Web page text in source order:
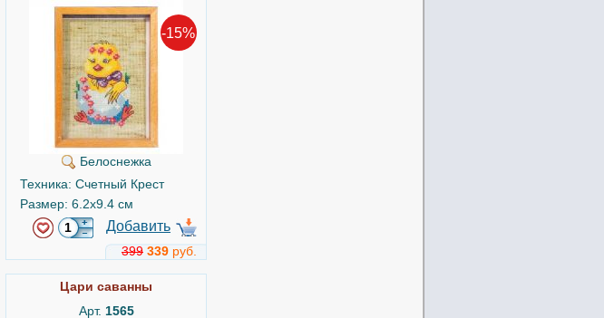
-15%
Белоснежка
Техника: Счетный Крест
Размер: 6.2x9.4 см
Добавить
399 339 руб.
Цари саванны
Арт. 1565